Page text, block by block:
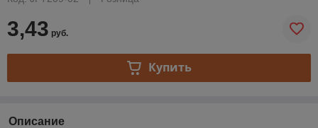
3,43 руб.
Купить
Описание